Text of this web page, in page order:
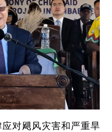
对飓风灾害和严重旱